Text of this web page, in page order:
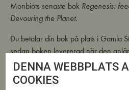
Monbiots senaste bok Regenesis:
Devouring the Planet.
Du betalar din bok på plats i Gamla
sedan boken levererad när den
du hämtar boken i bokhandeln (olika
George Monbiots äldre bok (2018)
DENNA WEBBPLATS
COOKIES